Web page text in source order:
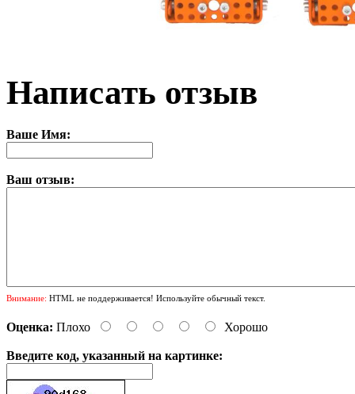
Написать отзыв
Ваше Имя:
Ваш отзыв:
Внимание: HTML не поддерживается! Используйте обычный текст.
Оценка: Плохо Хорошо
Введите код, указанный на картинке: